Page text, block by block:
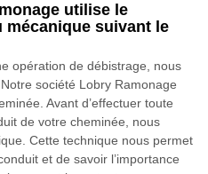
utilise le
suivant le
opération de débistrage, nous
société Lobry Ramonage
Avant d’effectuer toute
de votre cheminée, nous
Cette technique nous permet
et de savoir l’importance